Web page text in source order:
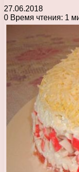
27.06.2018
0 Время чтения: 1